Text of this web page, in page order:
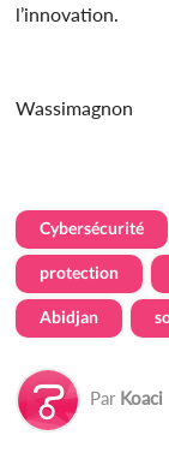
l’innovation.
Wassimagnon
Cybersécurité
protection
Abidjan
Par Koaci